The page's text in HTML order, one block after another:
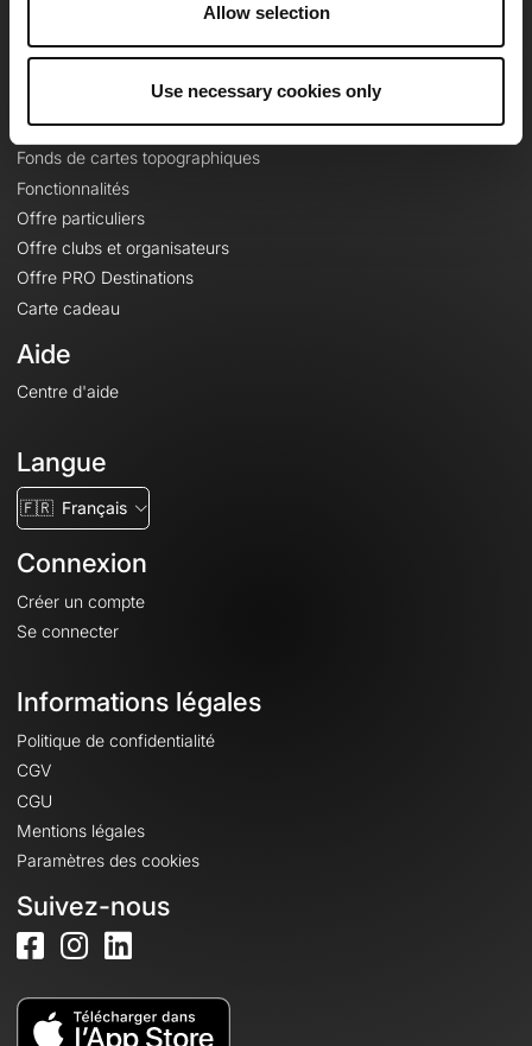
Allow selection
Use necessary cookies only
Contact
Offres
Fonds de cartes topographiques
Fonctionnalités
Offre particuliers
Offre clubs et organisateurs
Offre PRO Destinations
Carte cadeau
Aide
Centre d'aide
Langue
🇫🇷 Français
Connexion
Créer un compte
Se connecter
Informations légales
Politique de confidentialité
CGV
CGU
Mentions légales
Paramètres des cookies
Suivez-nous